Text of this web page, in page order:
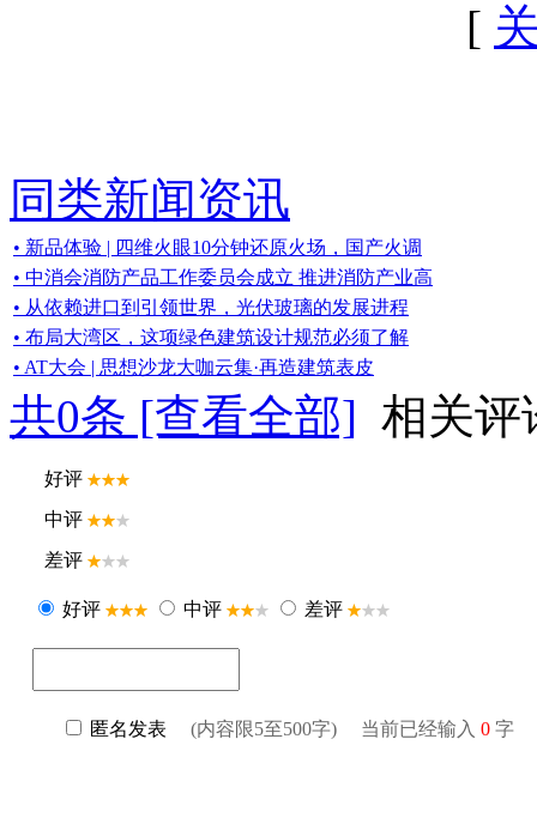
[
同类新闻资讯
• 新品体验 | 四维火眼10分钟还原火场，国产火调
• 中消会消防产品工作委员会成立 推进消防产业高
• 从依赖进口到引领世界，光伏玻璃的发展进程
• 布局大湾区，这项绿色建筑设计规范必须了解
• AT大会 | 思想沙龙大咖云集·再造建筑表皮
共0条 [查看全部] 相关评